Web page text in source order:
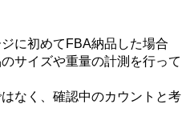
に初めてFBA納品した場合
サイズや重量の計測を行って
なく、確認中のカウントと考